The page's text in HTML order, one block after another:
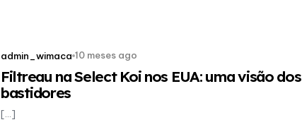
admin_wimaca 10 meses ago
Filtreau na Select Koi nos EUA: uma visão dos
bastidores
[…]